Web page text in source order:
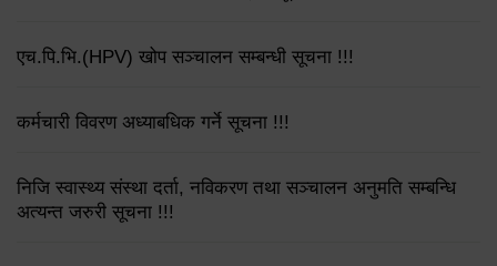
एच.पि.भि.(HPV) खोप सञ्चालन सम्बन्धी सूचना !!!
कर्मचारी विवरण अध्याबधिक गर्ने सूचना !!!
निजि स्वास्थ्य संस्था दर्ता, नविकरण तथा सञ्चालन अनुमति सम्बन्धि
अत्यन्त जरुरी सूचना !!!